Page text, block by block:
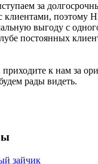
за
клиентами, поэтому
выгоду с
постоянных
приходите к нам за
рады видеть.